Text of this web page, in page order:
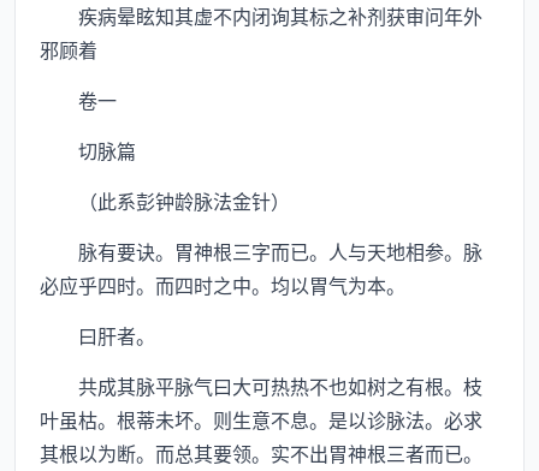
疾病晕眩知其虚不内闭询其标之补剂获审问年外
邪顾着
卷一
切脉篇
（此系彭钟龄脉法金针）
脉有要诀。胃神根三字而已。人与天地相参。脉
必应乎四时。而四时之中。均以胃气为本。
曰肝者。
共成其脉平脉气曰大可热热不也如树之有根。枝
叶虽枯。根蒂未坏。则生意不息。是以诊脉法。必求
其根以为断。而总其要领。实不出胃神根三者而已。